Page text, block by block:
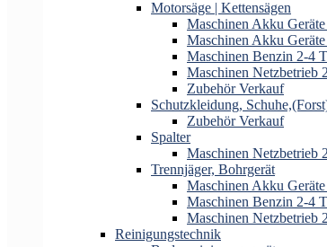
Motorsäge | Kettensägen
Maschinen Akku
Maschinen Akku
Maschinen Benzin 2-4
Maschinen Netzbetrieb
Zubehör Verkauf
Schutzkleidung,
Zubehör Verkauf
Spalter
Maschinen Netzbetrieb
Trennjäger, Bohrgerät
Maschinen Akku
Maschinen Benzin 2-4
Maschinen Netzbetrieb
Reinigungstechnik